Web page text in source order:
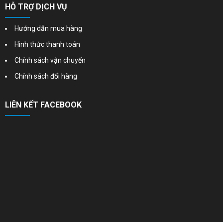
HỖ TRỢ DỊCH VỤ
Hướng dẫn mua hàng
Hình thức thanh toán
Chính sách vận chuyển
Chính sách đổi hàng
LIÊN KẾT FACEBOOK